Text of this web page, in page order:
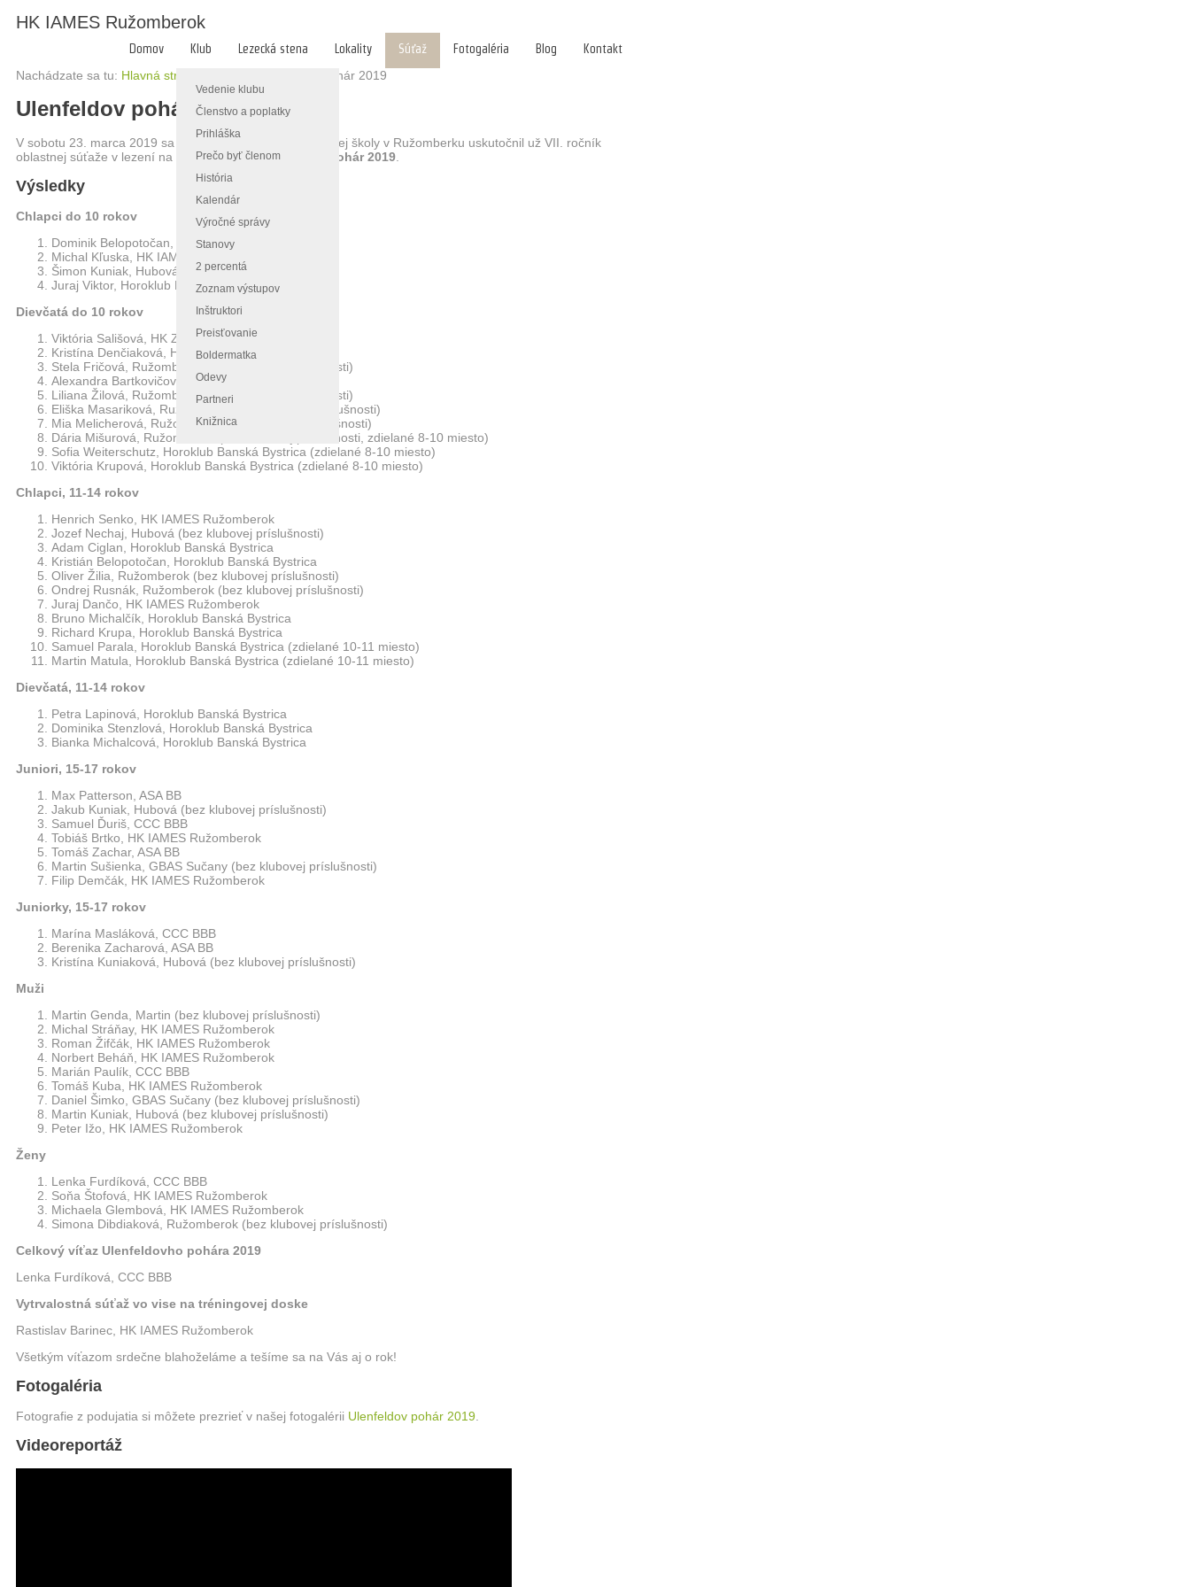
HK IAMES Ružomberok
Domov Klub
Vedenie klubu
Členstvo a poplatky
Prihláška
Prečo byť členom
História
Kalendár
Výročné správy
Stanovy
2 percentá
Zoznam výstupov
Inštruktori
Preisťovanie
Boldermatka
Odevy
Partneri
Knižnica
Lezecká stena Lokality Súťaž Fotogaléria Blog
Kontakt
Nachádzate sa tu: Hlavná stránka Ulenfeldov pohár 2019
Ulenfeldov pohár 2019
V sobotu 23. marca 2019 sa v telocvični Združenej strednej školy v Ružomberku uskutočnil už VII. ročník
oblastnej súťaže v lezení na umelej stene -Ulenfeldov pohár 2019
Výsledky
Chlapci do 10 rokov
Dominik Belopotočan, Horoklub Banská Bystrica
Michal Kľuska, HK IAMES Ružomberok
Šimon Kuniak, Hubová (bez klubovej príslušnosti)
Juraj Viktor, Horoklub Banská Bystrica
Dievčatá do 10 rokov
Viktória Sališová, HK Zlaté Moravce
Kristína Denčiaková, HK Prometeus Handlová
Stela Fričová, Ružomberok (bez klubovej príslušnosti)
Alexandra Bartkovičová, Horoklub Banská Bystrica
Liliana Žilová, Ružomberok (bez klubovej príslušnosti)
Eliška Masariková, Ružomberok (bez klubovej príslušnosti)
Mia Melicherová, Ružomberok (bez klubovej príslušnosti)
Dária Mišurová, Ružomberok (bez klubovej príslušnosti, zdielané 8-10 miesto)
Sofia Weiterschutz, Horoklub Banská Bystrica (zdielané 8-10 miesto)
Viktória Krupová, Horoklub Banská Bystrica (zdielané 8-10 miesto)
Chlapci, 11-14 rokov
Henrich Senko, HK IAMES Ružomberok
Jozef Nechaj, Hubová (bez klubovej príslušnosti)
Adam Ciglan, Horoklub Banská Bystrica
Kristián Belopotočan, Horoklub Banská Bystrica
Oliver Žilia, Ružomberok (bez klubovej príslušnosti)
Ondrej Rusnák, Ružomberok (bez klubovej príslušnosti)
Juraj Dančo, HK IAMES Ružomberok
Bruno Michalčík, Horoklub Banská Bystrica
Richard Krupa, Horoklub Banská Bystrica
Samuel Parala, Horoklub Banská Bystrica (zdielané 10-11 miesto)
Martin Matula, Horoklub Banská Bystrica (zdielané 10-11 miesto)
Dievčatá, 11-14 rokov
Petra Lapinová, Horoklub Banská Bystrica
Dominika Stenzlová, Horoklub Banská Bystrica
Bianka Michalcová, Horoklub Banská Bystrica
Juniori, 15-17 rokov
Max Patterson, ASA BB
Jakub Kuniak, Hubová (bez klubovej príslušnosti)
Samuel Ďuriš, CCC BBB
Tobiáš Brtko, HK IAMES Ružomberok
Tomáš Zachar, ASA BB
Martin Sušienka, GBAS Sučany (bez klubovej príslušnosti)
Filip Demčák, HK IAMES Ružomberok
Juniorky, 15-17 rokov
Marína Masláková, CCC BBB
Berenika Zacharová, ASA BB
Kristína Kuniaková, Hubová (bez klubovej príslušnosti)
Muži
Martin Genda, Martin (bez klubovej príslušnosti)
Michal Stráňay, HK IAMES Ružomberok
Roman Žifčák, HK IAMES Ružomberok
Norbert Beháň, HK IAMES Ružomberok
Marián Paulík, CCC BBB
Tomáš Kuba, HK IAMES Ružomberok
Daniel Šimko, GBAS Sučany (bez klubovej príslušnosti)
Martin Kuniak, Hubová (bez klubovej príslušnosti)
Peter Ižo, HK IAMES Ružomberok
Ženy
Lenka Furdíková, CCC BBB
Soňa Štofová, HK IAMES Ružomberok
Michaela Glembová, HK IAMES Ružomberok
Simona Dibdiaková, Ružomberok (bez klubovej príslušnosti)
Celkový víťaz Ulenfeldovho pohára 2019
Lenka Furdíková, CCC BBB
Vytrvalostná súťaž vo vise na tréningovej doske
Rastislav Barinec, HK IAMES Ružomberok
Všetkým víťazom srdečne blahoželáme a tešíme sa na Vás aj o rok!
Fotogaléria
Fotografie z podujatia si môžete prezrieť v našej fotogalérii Ulenfeldov pohár 2019
Videoreportáž